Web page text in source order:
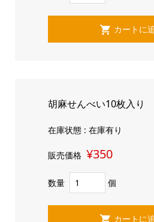
胡麻せんべい10枚入り
在庫状態 : 在庫有り
販売価格 ¥350
数量 個